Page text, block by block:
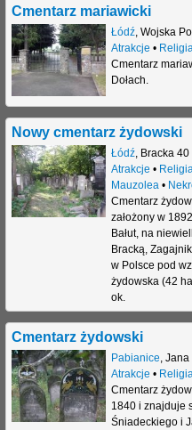
Cmentarz mariawicki
Łódź, Wojska
Atrakcje •
Cmentarz
Dołach.
Nowy cmentarz żydowski
Łódź, Bracka 40
Atrakcje •
Mauzolea•
Cmentarz
założony w
Bałut, na
Bracką,
w Polsce pod
żydowska (42
ok.
Cmentarz żydowski
Pabianice, Jana
Atrakcje •
Cmentarz
1840 i znajduje
Śniadeckiego i